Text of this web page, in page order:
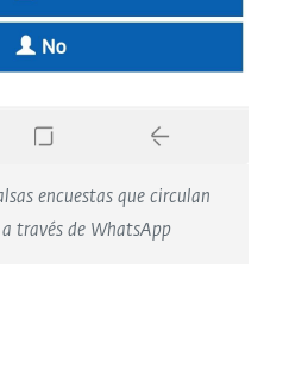
encuestas que circulan
a través de WhatsApp